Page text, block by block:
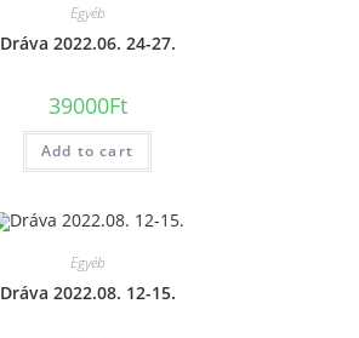
Egyéb
Dráva 2022.06. 24-27.
39000Ft
Add to cart
Egyéb
Dráva 2022.08. 12-15.